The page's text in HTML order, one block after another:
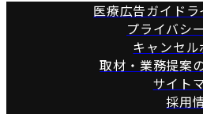
医療広告ガイド
プライバシ
キャンセル
取材・業務提案
サイト
採用